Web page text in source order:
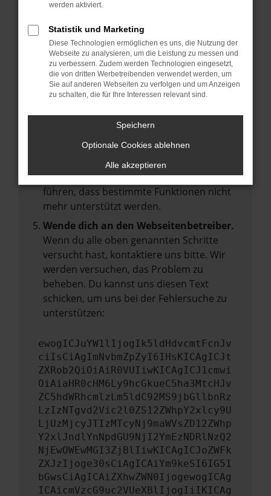
können das Laden bestimmter Seiten
anderen Browser oder in einem privaten
Fenster?
Starte dein Gerät neu.
Das kann manchmal helfen,
vorübergehende Probleme zu beheben.
Stelle sicher, dass dein Browser und dein
Betriebssystem auf dem neuesten Stand
Veraltete Software birgt nicht nur ein
Sicherheitsrisiko, sondern kann auch dazu
führen, dass bestimmte Funktionen nicht
mehr unterstützt werden.
Wende dich an den Webseitenbetreiber.
Wenn du alle oben genannten Schritte
versucht hast, kontaktiere uns bitte. Wir
werden versuchen, das Problem zu
beheben. Du kannst uns diesen Text
schicken, um uns bei der Fehlersuche zu
unterstützen:
ewogICJuYW1lIjogIk5ldHdvcmtFcnJv
ciIsCiAgImNvbmZpZyI6IHsKICAgICJt
ZXRob2QiOiAiR0VUIiwKICAgICJ1cmwi
OiAiaHR0cHM6Ly9hcGkueC5ha3MtcHJv
ZC5hdWRhcmlzLm5ldC92MS9jbGllbnRz
LzIzNTgvd2Vic2l0ZS12ZWhpY2xlcy9U
LjUzMjcyJTIzMTcyNj9maWVsZD12ZWhp
Y2xlJndlYnNpdGU9NjI2YmEzNDRlNzQ2
NjEwOWEwMGI3ZjBlIiwKICAgICJoZWFk
ZXJzIjoge30sCiAgICAiYm9keSI6IG51
bGwsCiAgICAiZXhwZWN0IjogewogICAg
ICAicmVzcG9uc2VUeXBlIjogIiIKICAg
werden aktiviert.
Statistik und Marketing
Diese Technologien ermöglichen es uns, die Nutzung der
Webseite zu analysieren, um die Leistung zu messen und
zu verbessern. Zudem werden Technologien eingesetzt,
die von dritten Werbetreibenden verwendet werden, um
Sie auf anderen Webseiten zu verfolgen und um Anzeigen
zu schalten, die für Ihre Interessen relevant sind.
Speichern
Optionale Cookies ablehnen
Alle akzeptieren